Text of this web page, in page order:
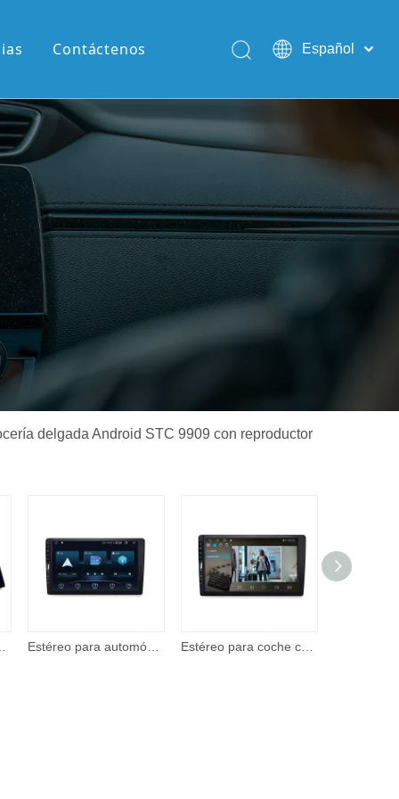
Contáctenos
Español
Pусский
delgada Android STC 9909 con reproductor